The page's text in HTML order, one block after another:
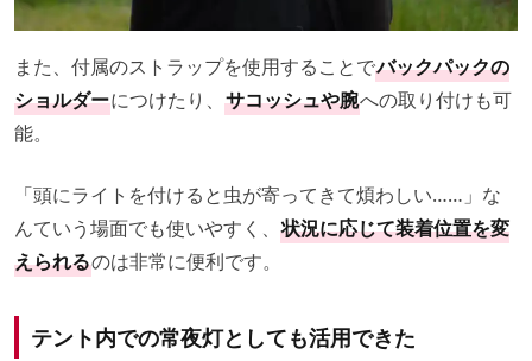
また、付属のストラップを使用することでバックパックの
ショルダーにつけたり、 サコッシュや腕への取り付けも可
能。
「頭にライトを付けると虫が寄ってきて煩わしい……」な
んていう場面でも使いやすく、 状況に応じて装着位置を変
えられるのは非常に便利です。
テント内での常夜灯としても活用できた